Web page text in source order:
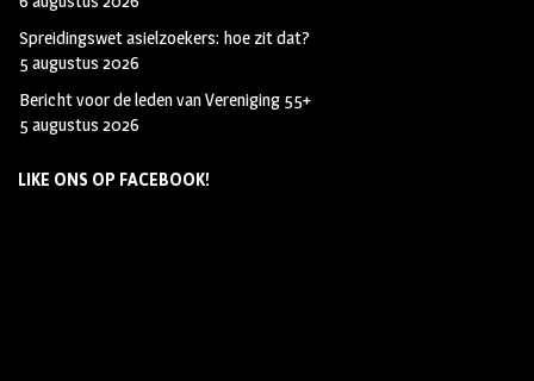
Spreidingswet asielzoekers: hoe zit dat?
5 augustus 2026
Bericht voor de leden van Vereniging 55+
5 augustus 2026
LIKE ONS OP FACEBOOK!